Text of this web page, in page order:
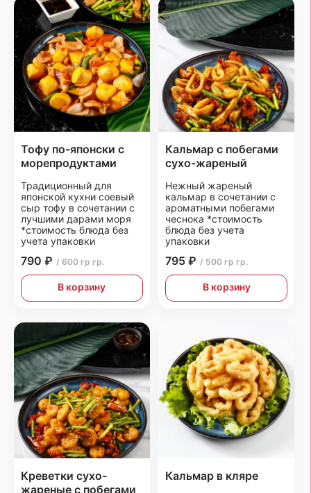
Тофу по-японски с
морепродуктами
Традиционный для
японской кухни соевый
сыр тофу в сочетании с
лучшими дарами моря
*стоимость блюда без
учета упаковки
790 ₽ / 600 гр гр.
В корзину
Кальмар с побегами
сухо-жареный
Нежный жареный
кальмар в сочетании с
ароматными побегами
чеснока *стоимость
блюда без учета
упаковки
795 ₽ / 500 гр гр.
В корзину
Креветки сухо-
жареные с побегами
Кальмар в кляре